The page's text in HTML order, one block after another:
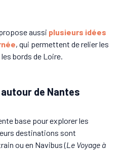
aussi plusieurs idées
, qui permettent de relier les
bords de Loire.
de Nantes
base pour explorer les
destinations sont
ou en Navibus (Le Voyage à